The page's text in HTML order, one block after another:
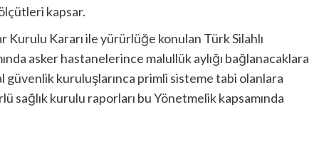
kapsar.
Kararı ile yürürlüğe konulan Türk Silahlı
asker hastanelerince malullük aylığı bağlanacaklara
güvenlik kuruluşlarınca primli sisteme tabi olanlara
sağlık kurulu raporları bu Yönetmelik kapsamında